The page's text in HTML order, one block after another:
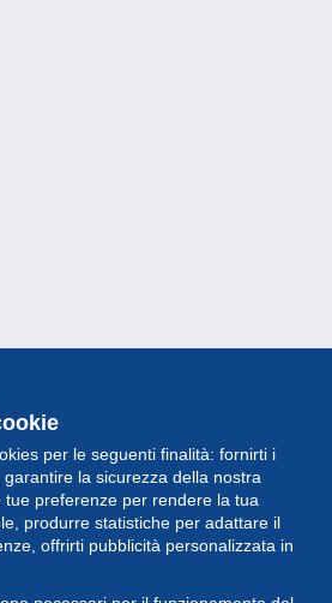
per le seguenti finalità: fornirti i
la sicurezza della nostra
preferenze per rendere la tua
produrre statistiche per adattare il
offrirti pubblicità personalizzata in